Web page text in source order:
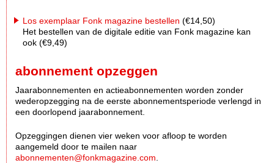
Los exemplaar Fonk magazine bestellen (€14,50)
Het bestellen van de digitale editie van Fonk magazine kan
ook (€9,49)
abonnement opzeggen
Jaarabonnementen en actieabonnementen worden zonder
wederopzegging na de eerste abonnementsperiode verlengd in
een doorlopend jaarabonnement.
Opzeggingen dienen vier weken voor afloop te worden
aangemeld door te mailen naar
abonnementen@fonkmagazine.com